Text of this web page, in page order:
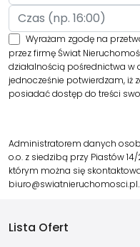
Wyrażam zgodę na
przez firmę Świat
działalnością pośrednictwa
jednocześnie potwierdzam, iż
posiadać dostęp do treści
Administratorem danych
o.o. z siedzibą przy Piastów
którym można się
Lista Ofert